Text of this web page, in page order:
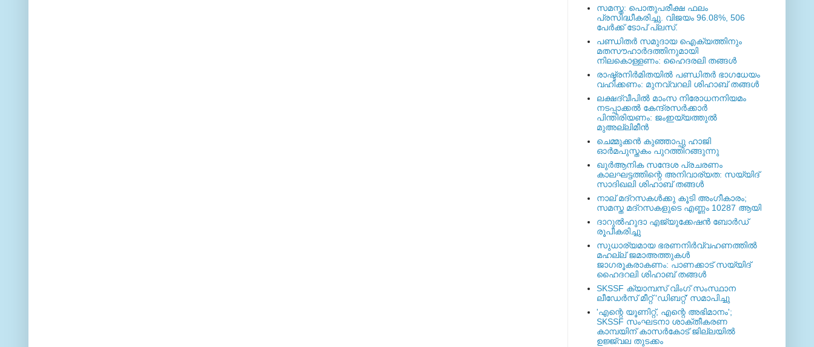
സമസ്ത: പൊതുപരീക്ഷ ഫലം
പ്രസിദ്ധീകരിച്ചു. വിജയം 96.08%, 506
പേര്‍ക്ക് ടോപ് പ്ലസ്.
പണ്ഡിതര്‍ സമുദായ ഐക്യത്തിനും
മതസൗഹാര്‍ദത്തിനുമായി
നിലകൊള്ളണം: ഹൈദരലി തങ്ങള്‍
രാഷ്ട്രനിര്‍മിതയില്‍ പണ്ഡിതര്‍ ഭാഗധേയം
വഹിക്കണം: മുനവ്വറലി ശിഹാബ് തങ്ങള്‍
ലക്ഷദ്വീപില്‍ മാംസ നിരോധനനിയമം
നടപ്പാക്കല്‍ കേന്ദ്രസര്‍ക്കാര്‍
പിന്തിരിയണം: ജംഇയ്യത്തുല്‍
മുഅല്ലിമീന്‍
ചെമ്മുക്കന്‍ കുഞ്ഞാപ്പു ഹാജി
ഓര്‍മപുസ്തകം പുറത്തിറങ്ങുന്നു
ഖുര്‍ആനിക സന്ദേശ പ്രചരണം
കാലഘട്ടത്തിന്റെ അനിവാര്യത: സയ്യിദ്
സാദിഖലി ശിഹാബ് തങ്ങള്‍
നാല് മദ്‌റസകള്‍ക്കു കൂടി അംഗീകാരം;
സമസ്ത മദ്‌റസകളുടെ എണ്ണം 10287 ആയി
ദാറുല്‍ഹുദാ എജ്യുക്കേഷന്‍ ബോര്‍ഡ്
രൂപീകരിച്ചു
സുധാര്യമായ ഭരണനിര്‍വ്വഹണത്തില്‍
മഹല്ല് ജമാഅത്തുകള്‍
ജാഗരൂകരാകണം: പാണക്കാട് സയ്യിദ്
ഹൈദറലി ശിഹാബ് തങ്ങള്‍
SKSSF ക്യാമ്പസ് വിംഗ് സംസ്ഥാന
ലീഡേർസ് മീറ്റ് 'ഡിബറ്റ്' സമാപിച്ചു
'എന്റെ യൂണിറ്റ്, എന്റെ അഭിമാനം';
SKSSF സംഘടനാ ശാക്തീകരണ
കാമ്പയിന് കാസര്‍കോട് ജില്ലയില്‍
ഉജ്ജ്വല തുടക്കം